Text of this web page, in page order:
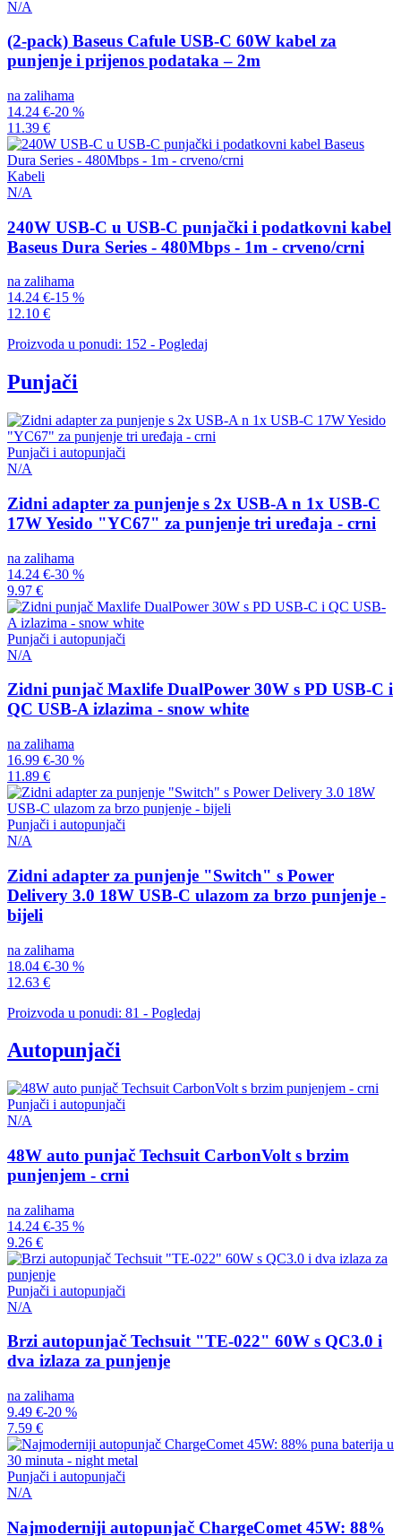
N/A
(2-pack) Baseus Cafule USB-C 60W kabel za
punjenje i prijenos podataka – 2m
na zalihama
14.24 €-20 %
11.39 €
Kabeli
N/A
240W USB-C u USB-C punjački i podatkovni kabel
Baseus Dura Series - 480Mbps - 1m - crveno/crni
na zalihama
14.24 €-15 %
12.10 €
Proizvoda u ponudi: 152 - Pogledaj
Punjači
Punjači i autopunjači
N/A
Zidni adapter za punjenje s 2x USB-A n 1x USB-C
17W Yesido "YC67" za punjenje tri uređaja - crni
na zalihama
14.24 €-30 %
9.97 €
Punjači i autopunjači
N/A
Zidni punjač Maxlife DualPower 30W s PD USB-C i
QC USB-A izlazima - snow white
na zalihama
16.99 €-30 %
11.89 €
Punjači i autopunjači
N/A
Zidni adapter za punjenje "Switch" s Power
Delivery 3.0 18W USB-C ulazom za brzo punjenje -
bijeli
na zalihama
18.04 €-30 %
12.63 €
Proizvoda u ponudi: 81 - Pogledaj
Autopunjači
Punjači i autopunjači
N/A
48W auto punjač Techsuit CarbonVolt s brzim
punjenjem - crni
na zalihama
14.24 €-35 %
9.26 €
Punjači i autopunjači
N/A
Brzi autopunjač Techsuit "TE-022" 60W s QC3.0 i
dva izlaza za punjenje
na zalihama
9.49 €-20 %
7.59 €
Punjači i autopunjači
N/A
Najmoderniji autopunjač ChargeComet 45W: 88%